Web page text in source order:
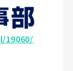
19060/